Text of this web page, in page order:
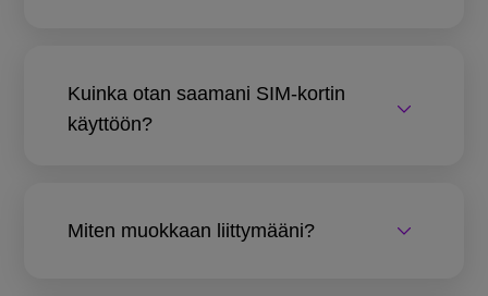
Kuinka otan saamani SIM-kortin
käyttöön?
Miten muokkaan liittymääni?